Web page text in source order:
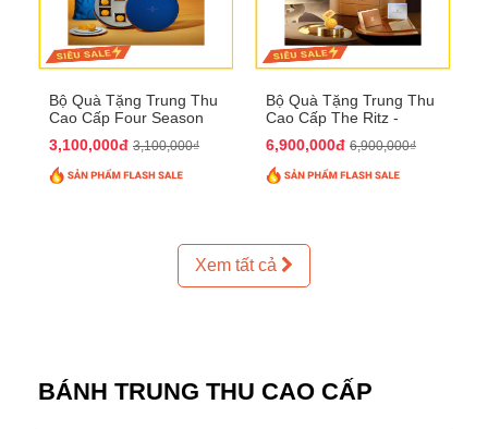
Bộ Quà Tặng Trung Thu
Cao Cấp Four Season
3,100,000đ 3,100,000₫
Bộ Quà Tặng Trung Thu
Cao Cấp The Ritz -
6,900,000đ 6,900,000₫
Xem tất cả
BÁNH TRUNG THU CAO CẤP